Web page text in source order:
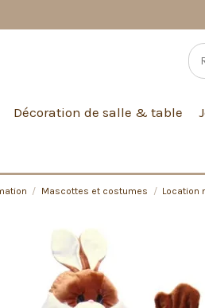
Décoration de salle & table
Mascottes et costumes Location